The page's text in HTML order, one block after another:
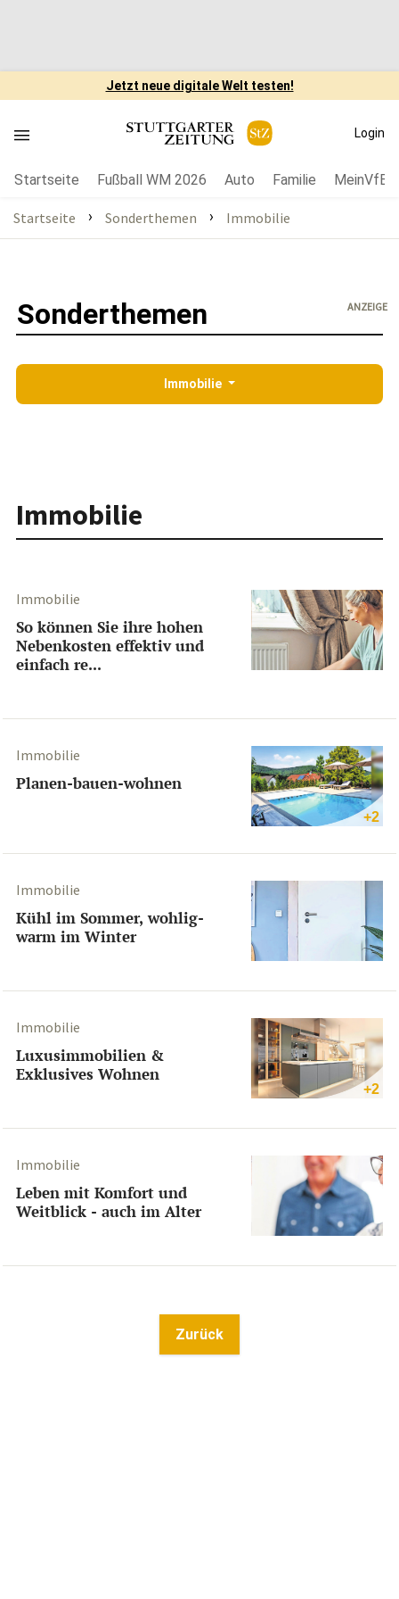
Jetzt neue digitale Welt testen!
Login
Startseite Fußball WM 2026 Auto Familie MeinVfB
Startseite › Sonderthemen › Immobilie
Sonderthemen ANZEIGE
Immobilie
Immobilie
Immobilie
So können Sie ihre hohen
Nebenkosten effektiv und
einfach re...
+2
Immobilie
Planen-bauen-wohnen
Immobilie
Kühl im Sommer, wohlig-
warm im Winter
+2
Immobilie
Luxusimmobilien &
Exklusives Wohnen
Immobilie
Leben mit Komfort und
Weitblick - auch im Alter
Zurück